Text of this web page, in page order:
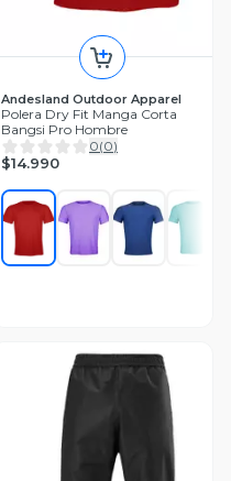
Andesland Outdoor Apparel
Polera Dry Fit Manga Corta
Bangsi Pro Hombre
0(0)
$14.990